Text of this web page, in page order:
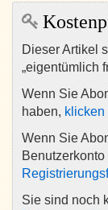
Dieser Artikel
„eigentümlich
Wenn Sie
haben, klicken
Wenn Sie
Sie sind noch